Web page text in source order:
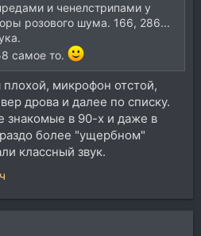
и ченелстрипами у
розового шума. 166, 286...
самое то.
микрофон отстой,
дрова и далее по списку.
знакомые в 90-х и даже в
более "ущербном"
классный звук.